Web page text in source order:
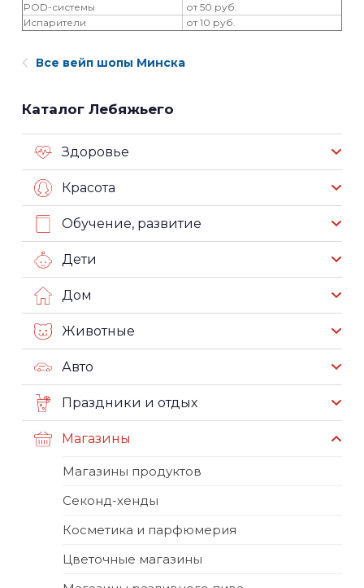
POD-системы
от 50 руб.
Испарители
от 10 руб.
Все вейп шопы Минска
Каталог Лебяжьего
Здоровье
Красота
Обучение, развитие
Дети
Дом
Животные
Авто
Праздники и отдых
Магазины
Магазины продуктов
Секонд-хенды
Косметика и парфюмерия
Цветочные магазины